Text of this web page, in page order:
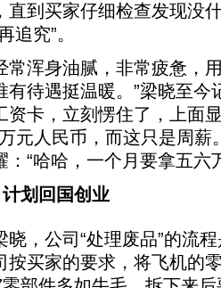
直到买家仔细检查发现没
追究”。
浑身油腻，非常疲惫，用
有待遇挺温暖。”梁晓至今
资卡，立刻愣住了，上面
元人民币，而这只是周薪
：“哈哈，一个月要拿五六
划回国创业
公司“处理废品”的流程
按买家的要求，将飞机的